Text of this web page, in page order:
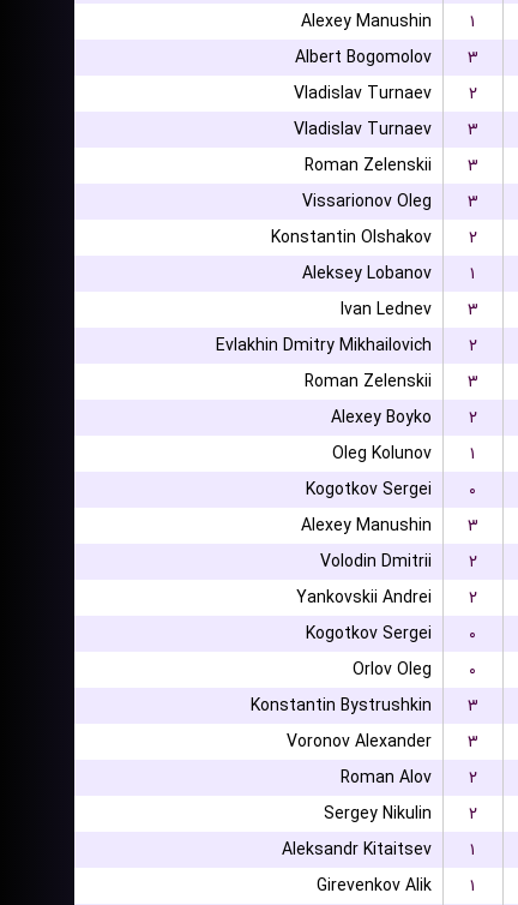
Alexey Manushin
۱
Albert Bogomolov
۳
Vladislav Turnaev
۲
Vladislav Turnaev
۳
Roman Zelenskii
۳
Vissarionov Oleg
۳
Konstantin Olshakov
۲
Aleksey Lobanov
۱
Ivan Lednev
۳
Evlakhin Dmitry Mikhailovich
۲
Roman Zelenskii
۳
Alexey Boyko
۲
Oleg Kolunov
۱
Kogotkov Sergei
۰
Alexey Manushin
۳
Volodin Dmitrii
۲
Yankovskii Andrei
۲
Kogotkov Sergei
۰
Orlov Oleg
۰
Konstantin Bystrushkin
۳
Voronov Alexander
۳
Roman Alov
۲
Sergey Nikulin
۲
Aleksandr Kitaitsev
۱
Girevenkov Alik
۱